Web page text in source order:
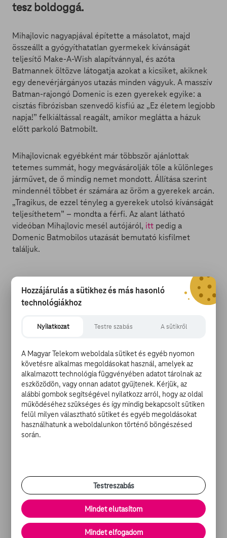
tesz boldoggá.
Mihajlovic nagyapjával építette a másolatot, majd
összeállt a gyógyíthatatlan gyermekek kívánságát
teljesítő Make-A-Wish alapítvánnyal, és azóta
Batmannek öltözve látogatja azokat a kicsiket, akiknek
egy denevérjárgányos utazás minden vágyuk. A masszív
Batman-rajongó Domenic is ezen gyerekek egyike: a
cisztás fibrózisban szenvedő kisfiú az „Ez életem legjobb
napja!” felkiáltással reagált, amikor meglátta a házuk
előtt parkoló Batmobilt.
Mihajlovicnak egyébként már többször ajánlottak
tetemes summát, hogy megvásárolják tőle a különleges
járművet, de ő mindig nemet mondott. Állítása szerint
mindennél többet ér számára az öröm a gyerekek arcán.
„Tragikus, de ezzel tényleg a gyerekek utolsó kívánságát
teljesíthetem” – mondta a férfi. Az alant látható
videóban Mihajlovic mesél autójáról, itt pedig a
Domenic Batmobilos utazását bemutató kisfilmet
találjuk.
TOVÁBBI OLVASNI- ÉS NÉZNIVALÓK:
- Batman az űrbe megy
- Ilyen lesz az új Batmobil
- Tények, amiket biztos nem tudott a Batmobilról
- Batman fia
Hozzájárulás a sütikhez és más hasonló
technológiákhoz
Nyilatkozat Testre szabás A sütikről
A Magyar Telekom weboldala sütiket és egyéb nyomon
követésre alkalmas megoldásokat használ, amelyek az
alkalmazott technológia függvényében adatot tárolnak az
eszközödön, vagy onnan adatot gyűjtenek. Kérjük, az
alábbi gombok segítségével nyilatkozz arról, hogy az oldal
működéséhez szükséges és így mindig bekapcsolt sütiken
felül milyen választható sütiket és egyéb megoldásokat
használhatunk a weboldalunkon történő böngészésed
során.
Testreszabás
Mindet elutasítom
Mindet elfogadom